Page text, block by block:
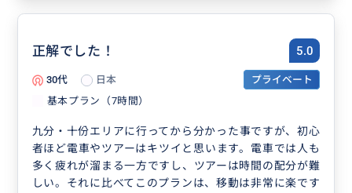
正解でした！ 5.0
30代 日本
プライベート
基本プラン（7時間）
九分・十份エリアに行ってから分かった事ですが、初心
者ほど電車やツアーはキツイと思います。電車では人も
多く疲れが溜まる一方ですし、ツアーは時間の配分が難
しい。それに比べてこのプランは、移動は非常に楽です